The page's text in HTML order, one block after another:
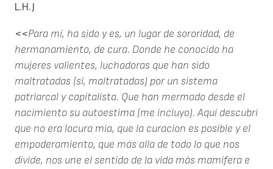
L.H.J
<<Para mí, ha sido y es, un lugar de sororidad, de
hermanamiento, de cura. Donde he conocido ha
mujeres valientes, luchadoras que han sido
maltratadas (sí, maltratadas) por un sistema
patriarcal y capitalista. Que han mermado desde el
nacimiento su autoestima (me incluyo). Aquí descubrí
que no era locura mía, que la curacion es posible y el
empoderamiento, que más alla de todo lo que nos
divide, nos une el sentido de la vida más mamifera e